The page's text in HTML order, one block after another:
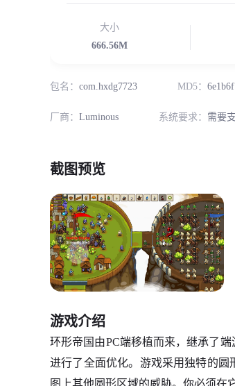
大小
666.56M
包名： com.hxdg7723 MD5：
厂商： Luminous 系统要求： 需要
截图预览
游戏介绍
环形帝国由PC端移植而来，继承了
进行了全面优化。游戏采用独特的